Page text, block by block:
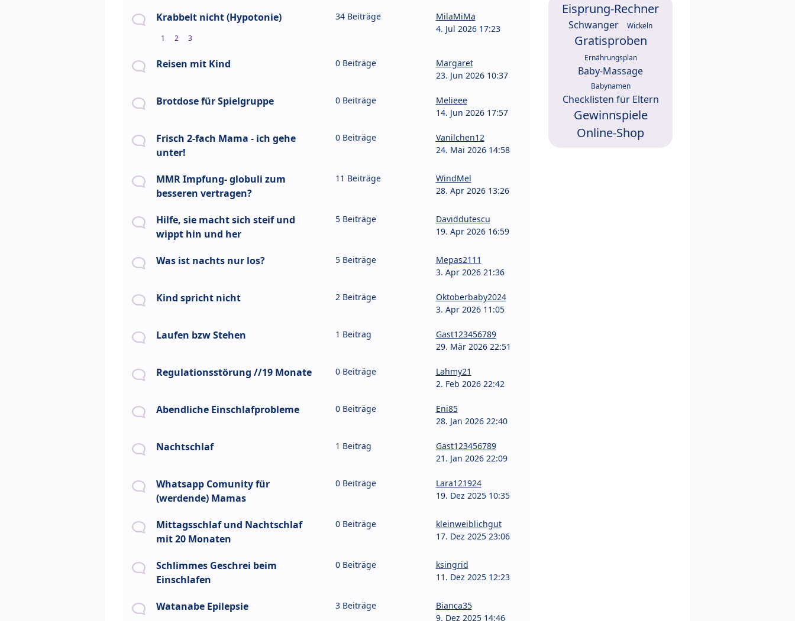
Krabbelt nicht (Hypotonie)
1 2 3
34 Beiträge
MilaMiMa
4. Jul 2026 17:23
Reisen mit Kind 0 Beiträge
Margaret
23. Jun 2026 10:37
Brotdose für Spielgruppe 0 Beiträge
Melieee
14. Jun 2026 17:57
Frisch 2-fach Mama - ich gehe
unter!
0 Beiträge
Vanilchen12
24. Mai 2026 14:58
MMR Impfung- globuli zum
besseren vertragen?
11 Beiträge
WindMel
28. Apr 2026 13:26
Hilfe, sie macht sich steif und
wippt hin und her
5 Beiträge
Daviddutescu
19. Apr 2026 16:59
Was ist nachts nur los? 5 Beiträge
Mepas2111
3. Apr 2026 21:36
Kind spricht nicht 2 Beiträge
Oktoberbaby2024
3. Apr 2026 11:05
Laufen bzw Stehen 1 Beitrag
Gast123456789
29. Mär 2026 22:51
Regulationsstörung //19 Monate 0 Beiträge
Lahmy21
2. Feb 2026 22:42
Abendliche Einschlafprobleme 0 Beiträge
Eni85
28. Jan 2026 22:40
Nachtschlaf 1 Beitrag
Gast123456789
21. Jan 2026 22:09
Whatsapp Comunity für
(werdende) Mamas
0 Beiträge
Lara121924
19. Dez 2025 10:35
Mittagsschlaf und Nachtschlaf
mit 20 Monaten
0 Beiträge
kleinweiblichgut
17. Dez 2025 23:06
Schlimmes Geschrei beim
Einschlafen
0 Beiträge
ksingrid
11. Dez 2025 12:23
Watanabe Epilepsie 3 Beiträge
Bianca35
9. Dez 2025 14:46
Eisprung-Rechner
Schwanger Wickeln
Gratisproben
Ernährungsplan
Baby-Massage
Babynamen
Checklisten für Eltern
Gewinnspiele
Online-Shop